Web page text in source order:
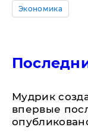
Экономика
Мудрик
впервые